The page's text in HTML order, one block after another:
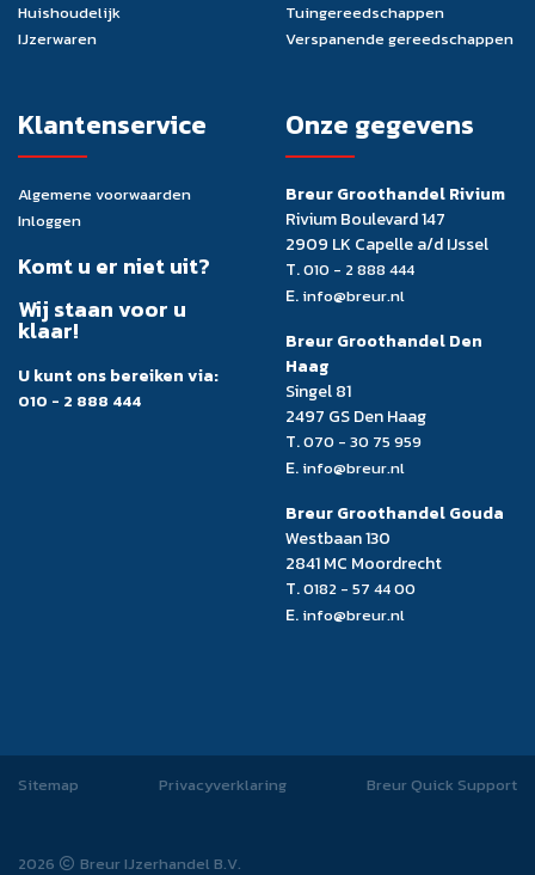
Huishoudelijk
IJzerwaren
Tuingereedschappen
Verspanende gereedschappen
Klantenservice
Algemene voorwaarden
Inloggen
Komt u er niet uit?
Wij staan voor u
klaar!
U kunt ons bereiken via:
010 - 2 888 444
Onze gegevens
Breur Groothandel Rivium
Rivium Boulevard 147
2909 LK Capelle a/d IJssel
T.010 - 2 888 444
E. info@breur.nl
Breur Groothandel Den
Haag
Singel 81
2497 GS Den Haag
T.070 - 30 75 959
E. info@breur.nl
Breur Groothandel Gouda
Westbaan 130
2841 MC Moordrecht
T.0182 - 57 44 00
E. info@breur.nl
Sitemap Privacyverklaring Breur Quick Support
2026
Breur IJzerhandel B.V.